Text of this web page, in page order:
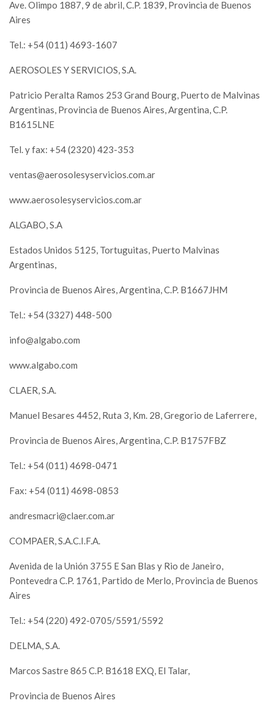
Ave. Olimpo 1887, 9 de abril, C.P. 1839, Provincia de Buenos
Aires
Tel.: +54 (011) 4693-1607
AEROSOLES Y SERVICIOS, S.A.
Patricio Peralta Ramos 253 Grand Bourg, Puerto de Malvinas
Argentinas, Provincia de Buenos Aires, Argentina, C.P.
B1615LNE
Tel. y fax: +54 (2320) 423-353
ventas@aerosolesyservicios.com.ar
www.aerosolesyservicios.com.ar
ALGABO, S.A
Estados Unidos 5125, Tortuguitas, Puerto Malvinas
Argentinas,
Provincia de Buenos Aires, Argentina, C.P. B1667JHM
Tel.: +54 (3327) 448-500
info@algabo.com
www.algabo.com
CLAER, S.A.
Manuel Besares 4452, Ruta 3, Km. 28, Gregorio de Laferrere,
Provincia de Buenos Aires, Argentina, C.P. B1757FBZ
Tel.: +54 (011) 4698-0471
Fax: +54 (011) 4698-0853
andresmacri@claer.com.ar
COMPAER, S.A.C.I.F.A.
Avenida de la Unión 3755 E San Blas y Rio de Janeiro,
Pontevedra C.P. 1761, Partido de Merlo, Provincia de Buenos
Aires
Tel.: +54 (220) 492-0705/5591/5592
DELMA, S.A.
Marcos Sastre 865 C.P. B1618 EXQ, El Talar,
Provincia de Buenos Aires